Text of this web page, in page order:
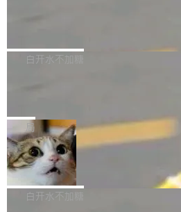
w 不要求标准普通话，方言识别覆盖粤
容提供的字体时出现的几个问题 为避免
质的最低采样率）的音频格式将被拒绝
SS 圆角虚线样式中可能存在的问题 如
的图像元素不在同一个子树中，则它们
联 加...
发布的 Release Notes，他利用 AI 工
最强的若干项。对于尚未正式发版的
通过拉取过去一年内（从 PG 18 Beta1
至今）的所有 commit，同样交由 AI 分
经过人工复核，准确度令人满意。这一
社区爱好者提供了高效跟踪新版本的思
白开水不加糖
维护工作一直与我的日常工作、家务、
和休闲娱乐竞争时间。" 这是 libexpat
ebastian Pipping 写在博客里的话。8
他宣布了一个新消息：从 2026 年 8
他可以全职维护 libexpat 了，最长 6
局
Firefox 153.0.3 发布
Firefox 153.0.3 现已发布，具体更新
下： New Smart Window 包含多项增
白开水不加糖